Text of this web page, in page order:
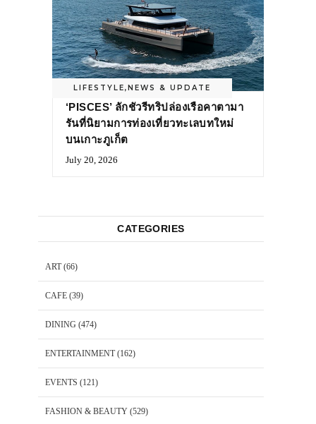
LIFESTYLE,NEWS & UPDATE
‘PISCES’ ลักชัวรีทริปล่องเรือคาตามา
รันที่นิยามการท่องเที่ยวทะเลบทใหม่
บนเกาะภูเก็ต
July 20, 2026
CATEGORIES
ART(66)
CAFE (39)
DINING (474)
ENTERTAINMENT(162)
EVENTS (121)
FASHION & BEAUTY (529)